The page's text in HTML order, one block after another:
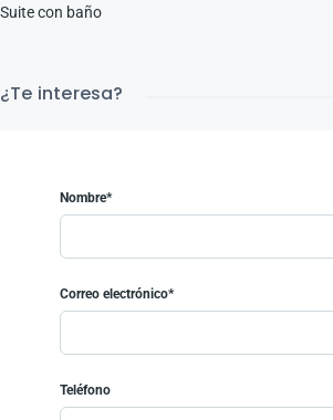
Suite con baño
¿Te interesa?
Nombre*
Correo electrónico*
Teléfono